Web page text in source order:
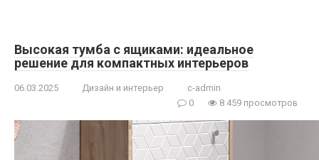
Высокая тумба с ящиками: идеальное
решение для компактных интерьеров
06.03.2025 Дизайн и интерьер
c-admin
0
8 459 просмотров